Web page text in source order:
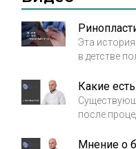
Эта
в детстве
операцию. Последней каплей для
нее стало
любимым
изменит
после